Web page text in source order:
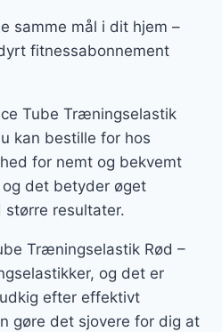
samme mål i dit hjem –
fitnessabonnement
Tube Træningselastik
kan bestille for hos
for nemt og bekvemt
det betyder øget
resultater.
Træningselastik Rød –
og det er
efter effektivt
gøre det sjovere for dig at